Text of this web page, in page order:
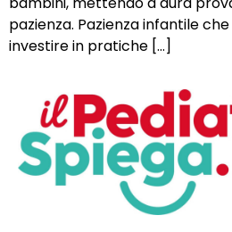
pazienza. Pazienza infantile
investire in pratiche […]